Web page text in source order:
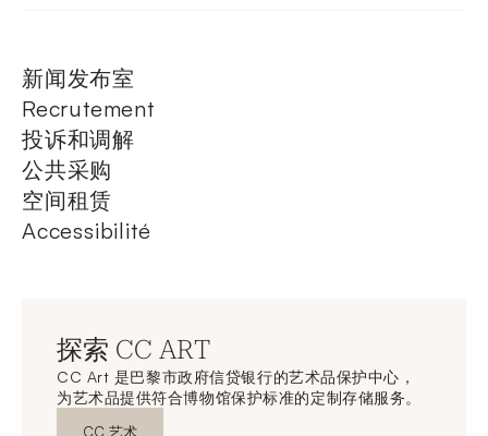
新闻发布室
Recrutement
投诉和调解
公共采购
空间租赁
Accessibilité
探索 CC ART
CC Art 是巴黎市政府信贷银行的艺术品保护中心，
为艺术品提供符合博物馆保护标准的定制存储服务。
新窗口发现
CC 艺术